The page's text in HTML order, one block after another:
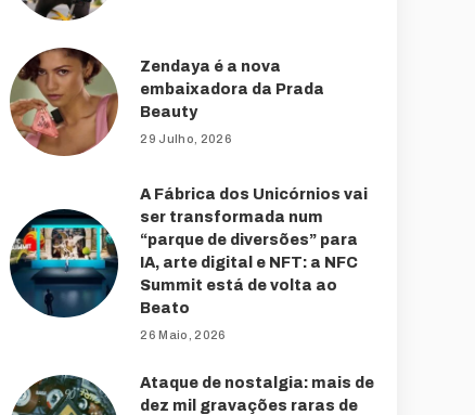
Zendaya é a nova
embaixadora da Prada
Beauty
29 Julho, 2026
A Fábrica dos Unicórnios vai
ser transformada num
“parque de diversões” para
IA, arte digital e NFT: a NFC
Summit está de volta ao
Beato
26 Maio, 2026
Ataque de nostalgia: mais de
dez mil gravações raras de